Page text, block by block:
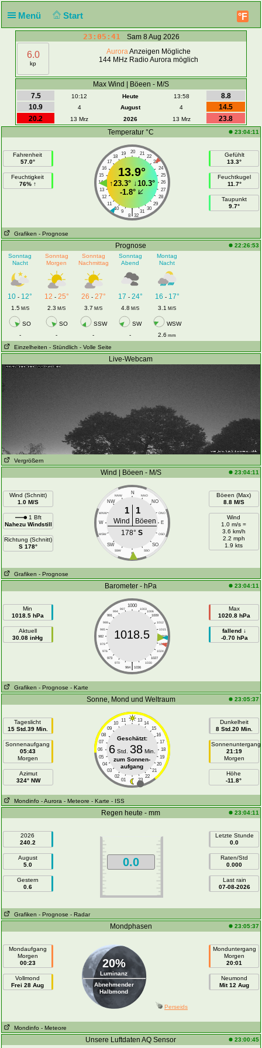
Menü Start °F
23:05:42 Sam 8 Aug 2026
6.0
kp
AuroraAnzeigen Mögliche
144 MHz Radio Aurora möglich
Max Wind | Böeen - M/S
7.5
10:12 Heute 13:58
8.8
10.9
4 August 4
14.5
20.2
13 Mrz 2026 13 Mrz
23.8
Temperatur °C
23:04:11
Fahrenheit
57.0°
Feuchtigkeit
76% ↑
20
19 21
18
22
17
23
16
24
15
25
14
26
13
27
12
28
11
29
10
30
9 31
|
8 32
13.9°
↑23.3°↓10.3°
-1.8°
Gefühlt
13.3°
Feuchtkugel
11.7°
Taupunkt
9.7°
Grafiken - Prognose
Prognose
22:26:53
Sonntag
Nacht
Sonntag
Morgen
Sonntag
Nachmittag
Sonntag
Abend
Montag
Nacht
10 - 12° 12 - 25° 26 - 27° 17 - 24° 16 - 17°
1.5M/S 2.3 M/S 3.7 M/S 4.8 M/S 3.1 M/S
SO SO SSW SW
WSW
-
- - - 2.6 mm
Einzelheiten - Stündlich - Volle Seite
Live-Webcam
Vergrößern
Wind | Böeen - M/S 23:04:11
Wind (Schnitt)
1.0 M/S
1 Bft
Nahezu Windstill
Richtung (Schnitt)
S 178°
N
NNW NNO
NW NO
WNW ONO
W E
WSW OSO
SW SO
SSW SSO
S
1 1
Wind
Böeen
178°S
Böeen (Max)
8.8 M/S
Wind
1.0 m/s =
3.6 km/h
2.2 mph
1.9 kts
Grafiken - Prognose
Barometer - hPa 23:04:11
Min
1018.5 hPa
Aktuell
30.08 inHg
1000
997 1003
994
1006
991
1009
988
1012
985
1015
982
1018
979
1021
976
1024
973
1027
970
1030
|
964 1036
1018.5
Max
1020.8 hPa
fallend ↓
-0.70 hPa
Grafiken - Prognose - Karte
Sonne, Mond und Weltraum 23:05:37
Tageslicht
15 Std.39 Min.
Sonnenaufgang
05:43
Morgen
Azimut
324° NW
11 13
10
14
09
15
08
16
07
17
06
18
05
19
04
20
03
21
02
22
01 23
Geschätzt:
6Std. 38Min.
zum Sonnen-
aufgang
Dunkelheit
8 Std.20 Min.
Sonnenuntergang
21:19
Morgen
Höhe
-11.8°
Mondinfo - Aurora - Meteore - Karte - ISS
Regen heute - mm 23:04:11
2026
240.2
August
5.0
Gestern
0.6
0.0
Letzte Stunde
0.0
Raten/Std
0.000
Last rain
07-08-2026
Grafiken - Prognose - Radar
Mondphasen 23:05:37
Mondaufgang
Morgen
00:23
Vollmond
Frei 28 Aug
20%
Luminanz
Abnehmender
Halbmond
Monduntergang
Morgen
20:01
Neumond
Mit 12 Aug
Perseids
Mondinfo - Meteore
Unsere Luftdaten AQ Sensor 23:00:45